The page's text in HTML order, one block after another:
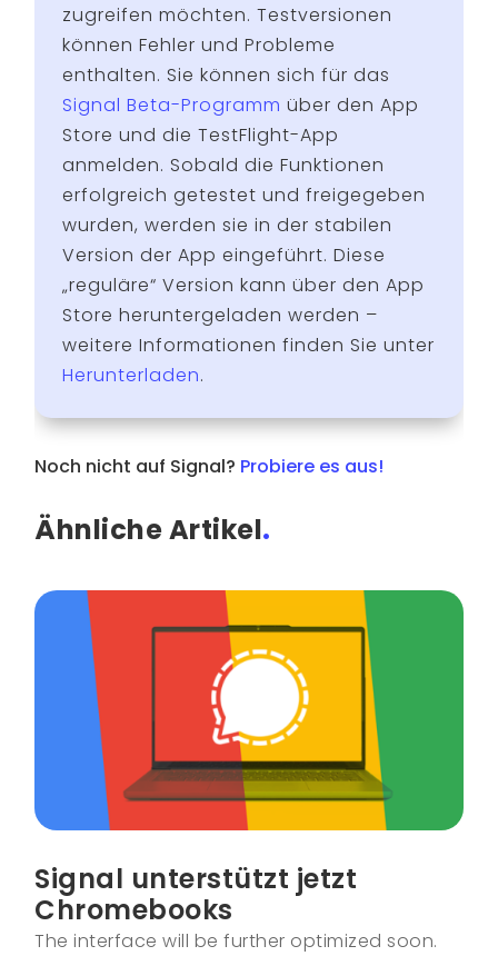
zugreifen möchten. Testversionen
können Fehler und Probleme
enthalten. Sie können sich für das
Signal Beta-Programm über den App
Store und die TestFlight-App
anmelden. Sobald die Funktionen
erfolgreich getestet und freigegeben
wurden, werden sie in der stabilen
Version der App eingeführt. Diese
„reguläre“ Version kann über den App
Store heruntergeladen werden –
weitere Informationen finden Sie unter
Herunterladen.
Noch nicht auf Signal? Probiere es aus!
Ähnliche Artikel.
Signal unterstützt jetzt
Chromebooks
The interface will be further optimized soon.